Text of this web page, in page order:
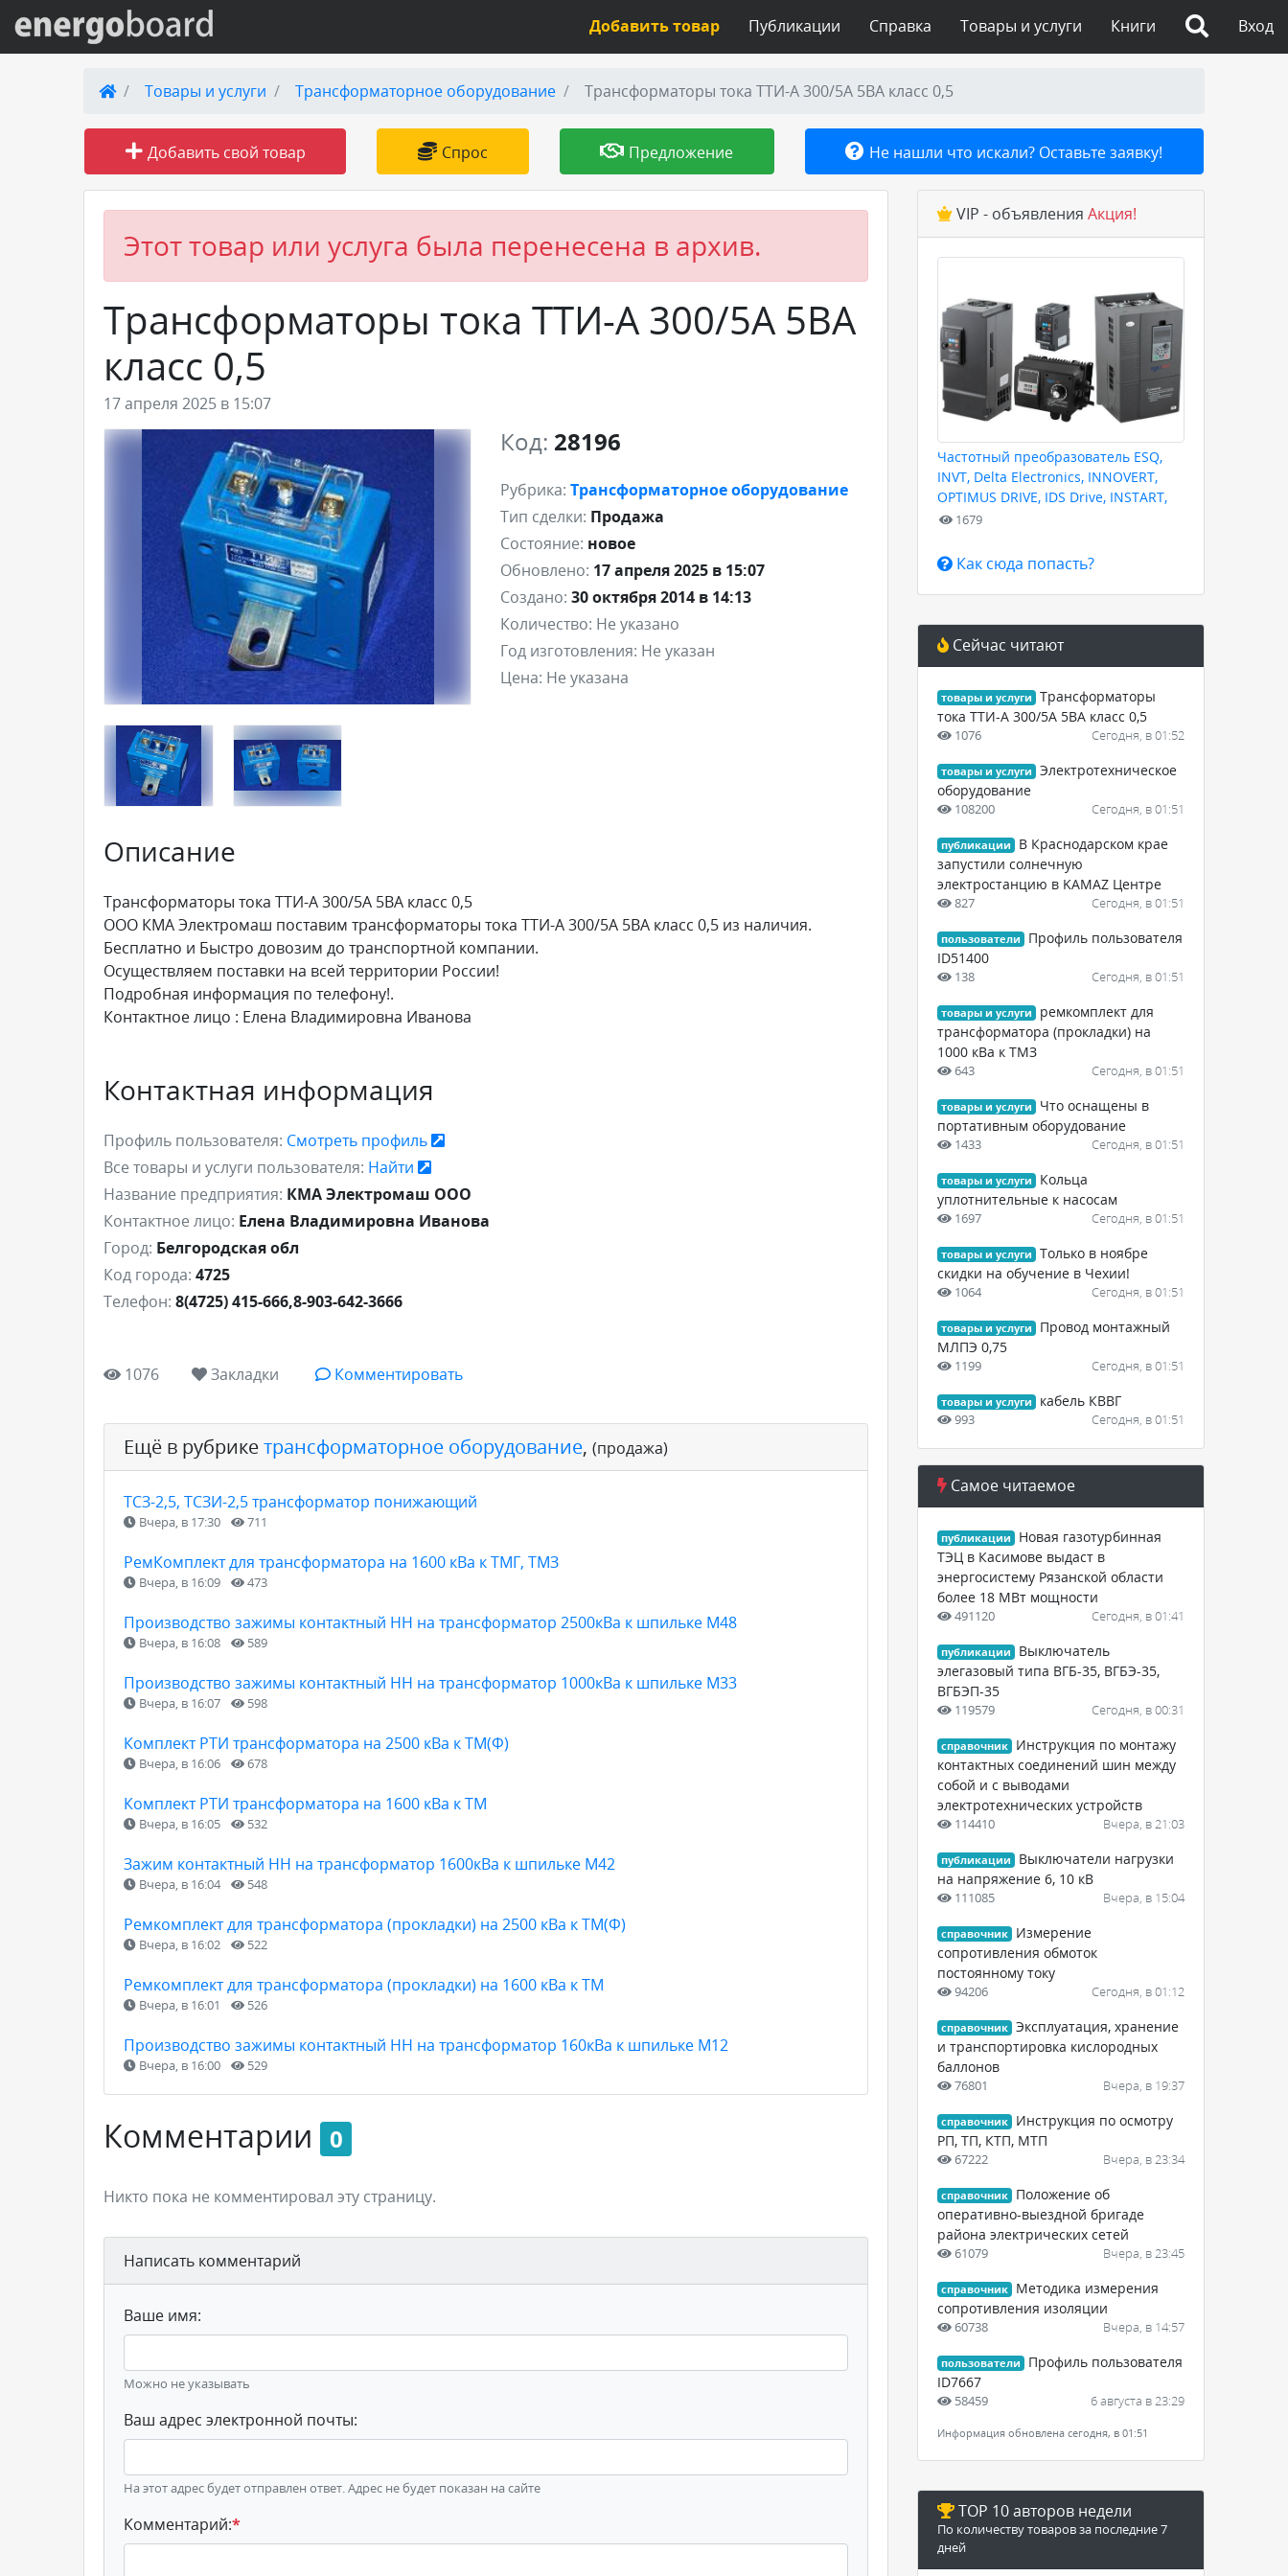
Вход на сайт
Поиск по сайту
Публикации
Товары и услуги
Добавить товар или услугу
Вход
Книги
Товары и услуги
Справка
Публикации
Добавить товар
Товары и услуги Трансформаторное оборудование Трансформаторы тока ТТИ-А 300/5А 5ВА класс 0,5
Добавить свой товар Спрос Предложение Не нашли что искали? Оставьте заявку!
Этот товар или услуга была перенесена в архив.
Трансформаторы тока ТТИ-А 300/5А 5ВА
класс 0,5
17 апреля 2025 в 15:07
Код: 28196
Рубрика: Трансформаторное оборудование
Тип сделки: Продажа
Состояние: новое
Обновлено: 17 апреля 2025 в 15:07
Создано: 30 октября 2014 в 14:13
Количество: Не указано
Год изготовления: Не указан
Цена: Не указана
Описание
Трансформаторы тока ТТИ-А 300/5А 5ВА класс 0,5
ООО КМА Электромаш поставим трансформаторы тока ТТИ-А 300/5А 5ВА класс 0,5 из наличия.
Бесплатно и Быстро довозим до транспортной компании.
Осуществляем поставки на всей территории России!
Подробная информация по телефону!.
Контактное лицо : Елена Владимировна Иванова
Контактная информация
Профиль пользователя: Смотреть профиль
Все товары и услуги пользователя: Найти
Название предприятия: КМА Электромаш ООО
Контактное лицо: Елена Владимировна Иванова
Город: Белгородская обл
Код города: 4725
Телефон: 8(4725) 415-666,8-903-642-3666
1076 Закладки Комментировать
Ещё в рубрикетрансформаторное оборудование, (продажа)
ТСЗ-2,5, ТСЗИ-2,5 трансформатор понижающий
Вчера, в 17:30 711
РемКомплект для трансформатора на 1600 кВа к ТМГ, ТМЗ
Вчера, в 16:09 473
Производство зажимы контактный НН на трансформатор 2500кВа к шпильке М48
Вчера, в 16:08 589
Производство зажимы контактный НН на трансформатор 1000кВа к шпильке М33
Вчера, в 16:07 598
Комплект РТИ трансформатора на 2500 кВа к ТМ(Ф)
Вчера, в 16:06 678
Комплект РТИ трансформатора на 1600 кВа к ТМ
Вчера, в 16:05 532
Зажим контактный НН на трансформатор 1600кВа к шпильке М42
Вчера, в 16:04 548
Ремкомплект для трансформатора (прокладки) на 2500 кВа к ТМ(Ф)
Вчера, в 16:02 522
Ремкомплект для трансформатора (прокладки) на 1600 кВа к ТМ
Вчера, в 16:01 526
Производство зажимы контактный НН на трансформатор 160кВа к шпильке М12
Вчера, в 16:00 529
Комментарии 0
Никто пока не комментировал эту страницу.
Написать комментарий
Ваше имя:
Можно не указывать
Ваш адрес электронной почты:
На этот адрес будет отправлен ответ. Адрес не будет показан на сайте
Комментарий:*
VIP - объявления Акция!
Частотный преобразователь ESQ,
INVT, Delta Electronics, INNOVERT,
OPTIMUS DRIVE, IDS Drive, INSTART,
HYUNDAI для любых задач
1679
Как сюда попасть?
Сейчас читают
товары и услуги
Трансформаторы
тока ТТИ-А 300/5А 5ВА класс 0,5
1076 Сегодня, в 01:52
товары и услуги
Электротехническое
оборудование
108200 Сегодня, в 01:51
публикации
В Краснодарском крае
запустили солнечную
электростанцию в KAMAZ Центре
827 Сегодня, в 01:51
пользователи
Профиль пользователя
ID51400
138 Сегодня, в 01:51
товары и услуги
ремкомплект для
трансформатора (прокладки) на
1000 кВа к ТМЗ
643 Сегодня, в 01:51
товары и услуги
Что оснащены в
портативным оборудование
1433 Сегодня, в 01:51
товары и услуги
Кольца
уплотнительные к насосам
1697 Сегодня, в 01:51
товары и услуги
Только в ноябре
скидки на обучение в Чехии!
1064 Сегодня, в 01:51
товары и услуги
Провод монтажный
МЛПЭ 0,75
1199 Сегодня, в 01:51
товары и услуги кабель КВВГ
993 Сегодня, в 01:51
Самое читаемое
публикации
Новая газотурбинная
ТЭЦ в Касимове выдаст в
энергосистему Рязанской области
более 18 МВт мощности
491120 Сегодня, в 01:41
публикации
Выключатель
элегазовый типа ВГБ-35, ВГБЭ-35,
ВГБЭП-35
119579 Сегодня, в 00:31
справочник
Инструкция по монтажу
контактных соединений шин между
собой и с выводами
электротехнических устройств
114410 Вчера, в 21:03
публикации
Выключатели нагрузки
на напряжение 6, 10 кВ
111085 Вчера, в 15:04
справочник
Измерение
сопротивления обмоток
постоянному току
94206 Сегодня, в 01:12
справочник Эксплуатация, хранение
и транспортировка кислородных
баллонов
76801 Вчера, в 19:37
справочник
Инструкция по осмотру
РП, ТП, КТП, МТП
67222 Вчера, в 23:34
справочник
Положение об
оперативно-выездной бригаде
района электрических сетей
61079 Вчера, в 23:45
справочник
Методика измерения
сопротивления изоляции
60738 Вчера, в 14:57
пользователи
Профиль пользователя
ID7667
58459 6 августа в 23:29
Информация обновлена сегодня, в 01:51
TOP 10 авторов недели
По количеству товаров за последние 7
дней